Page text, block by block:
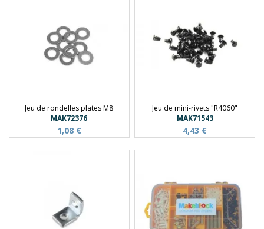
Jeu de rondelles plates M8
MAK72376
1,08 €
Jeu de mini-rivets "R4060"
MAK71543
4,43 €